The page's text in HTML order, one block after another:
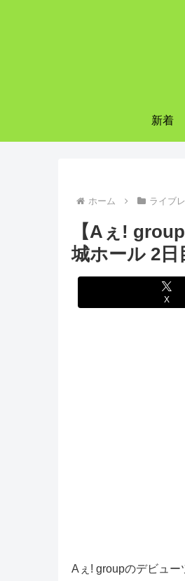
新着
ホーム ライブ
【Aぇ!
城ホール 2
X
Aぇ! groupのデビュー